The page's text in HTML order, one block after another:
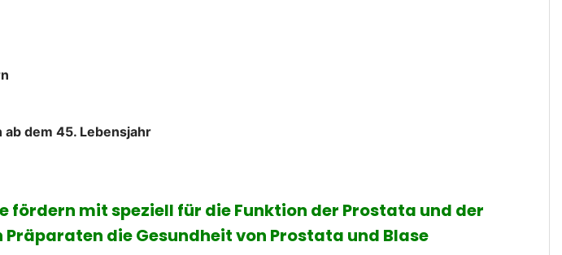
dem 45. Lebensjahr
fördern mit speziell für die Funktion der Prostata und der
die Gesundheit von Prostata und Blase